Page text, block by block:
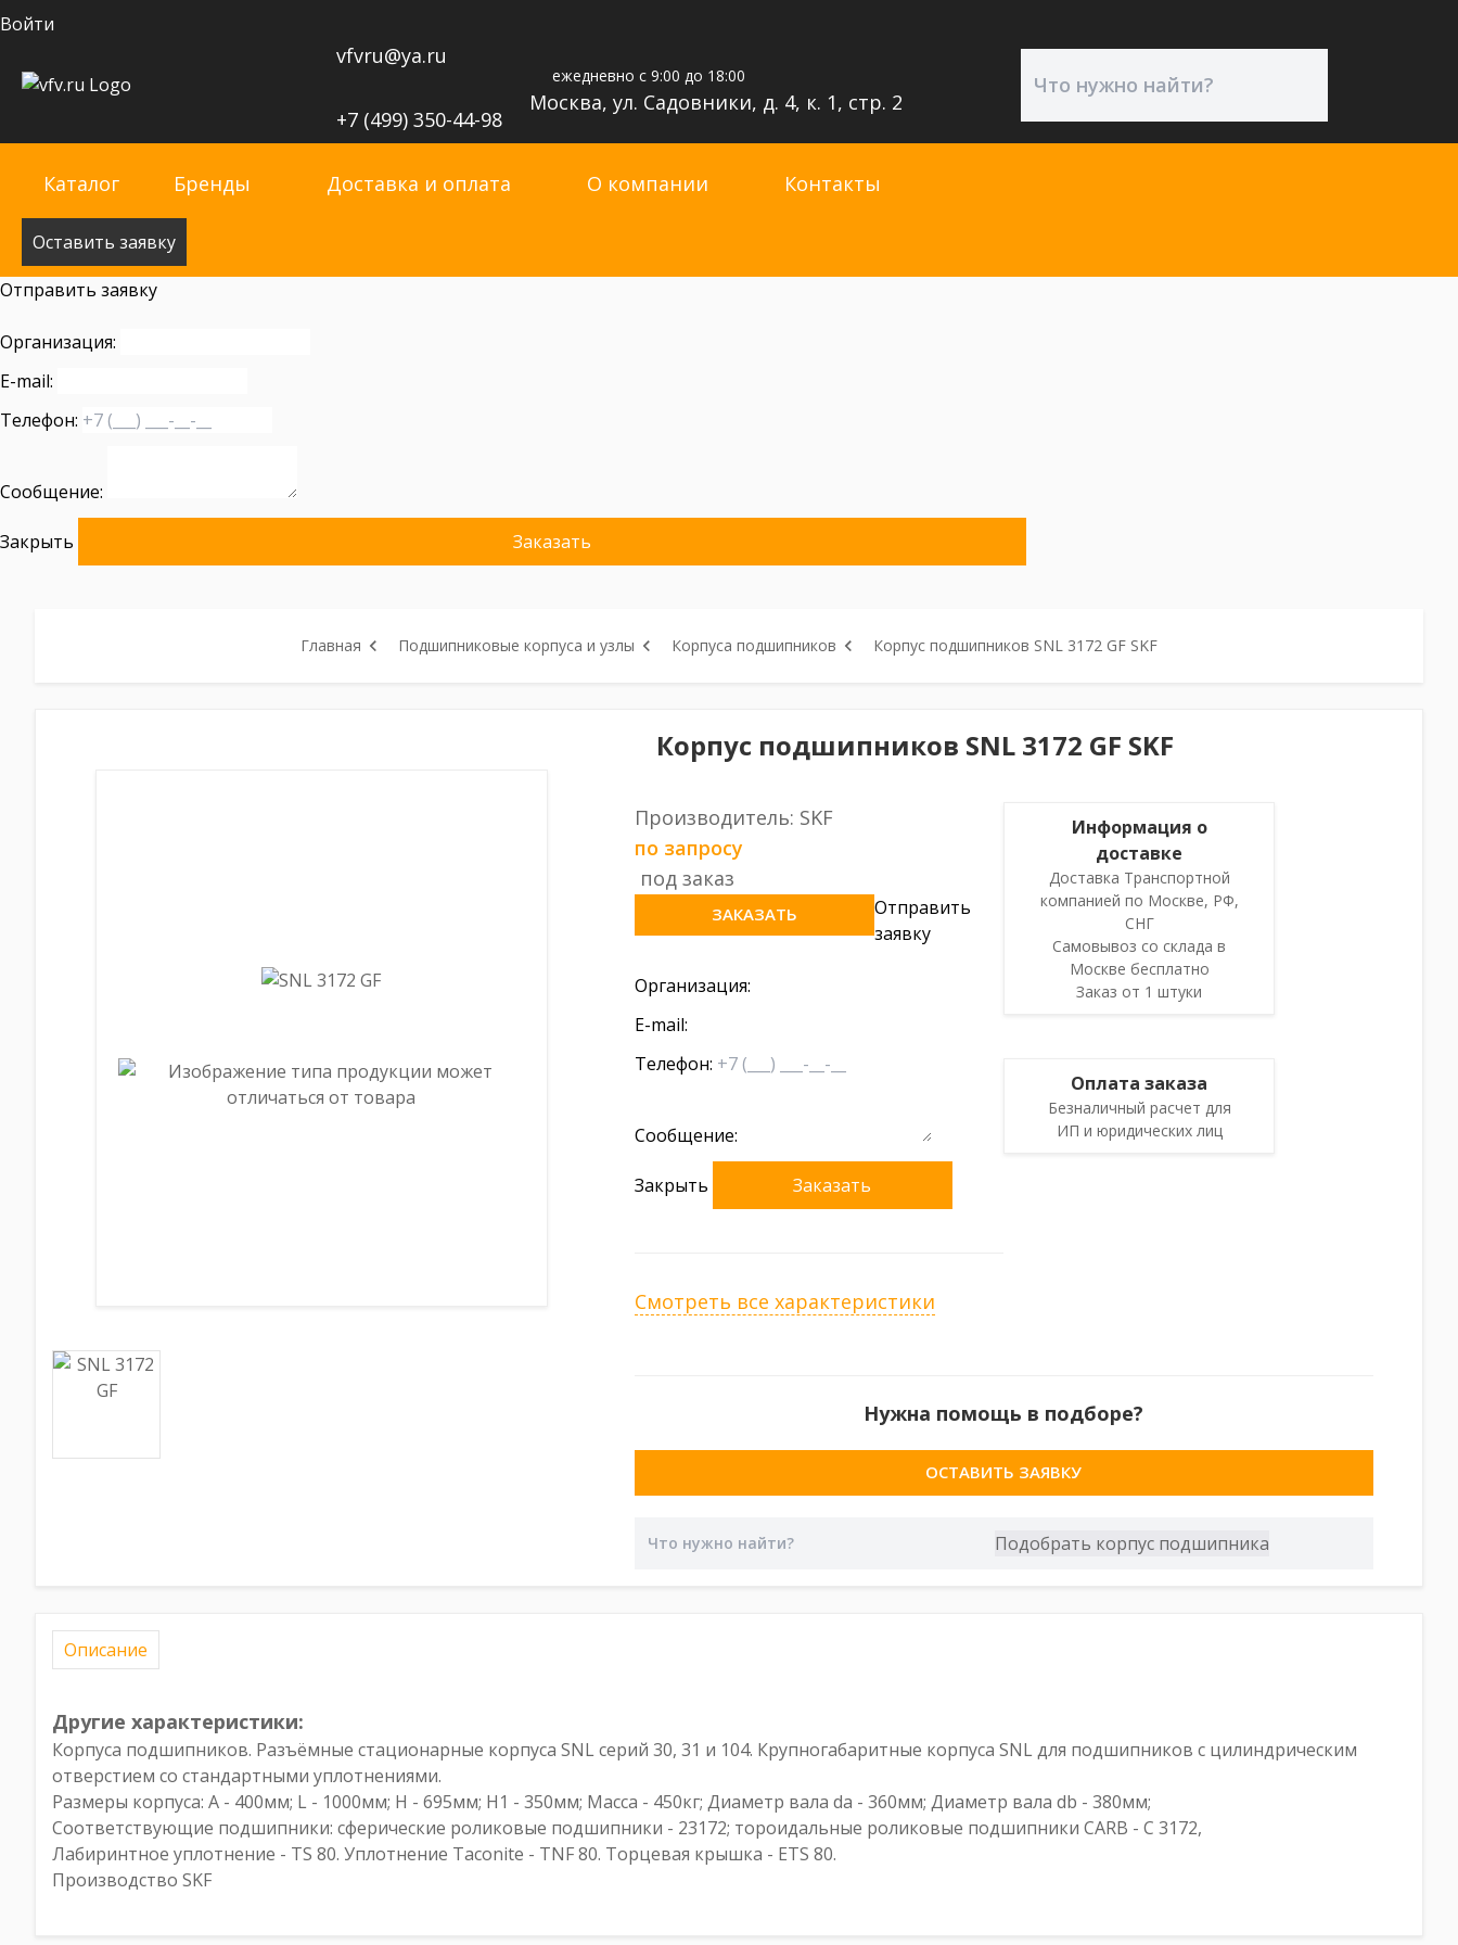
Войти
vfvru@ya.ru
+7 (499) 350-44-98
ежедневно с 9:00 до 18:00
Москва, ул. Садовники, д. 4, к. 1, стр. 2
Каталог Бренды Доставка и оплата О компании Контакты
Оставить заявку
Отправить заявку
Организация:
E-mail:
Телефон:
Сообщение:
Закрыть Заказать
Главная Подшипниковые корпуса и узлы Корпуса подшипников Корпус подшипников SNL 3172 GF SKF
Корпус подшипников SNL 3172 GF SKF
Производитель: SKF
по запросу
под заказ
ЗАКАЗАТЬ
Отправить
заявку
Организация:
E-mail:
Телефон:
Сообщение:
Закрыть Заказать
Смотреть все характеристики
Информация о
доставке
Доставка Транспортной
компанией по Москве, РФ,
СНГ
Самовывоз со склада в
Москве бесплатно
Заказ от 1 штуки
Оплата заказа
Безналичный расчет для
ИП и юридических лиц
Нужна помощь в подборе?
ОСТАВИТЬ ЗАЯВКУ
Описание
Другие характеристики:
Корпуса подшипников. Разъёмные стационарные корпуса SNL серий 30, 31 и 104. Крупногабаритные корпуса SNL для подшипников с цилиндрическим
отверстием со стандартными уплотнениями.
Размеры корпуса: A - 400мм; L - 1000мм; H - 695мм; H1 - 350мм; Масса - 450кг; Диаметр вала da - 360мм; Диаметр вала db - 380мм;
Соответствующие подшипники: сферические роликовые подшипники - 23172; тороидальные роликовые подшипники CARB - C 3172,
Лабиринтное уплотнение - TS 80. Уплотнение Taconite - TNF 80. Торцевая крышка - ETS 80.
Производство SKF